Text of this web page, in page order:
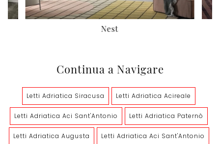
Nest
Continua a Navigare
Letti Adriatica Siracusa Letti Adriatica Acireale
Letti Adriatica Aci Sant'Antonio Letti Adriatica Paternò
Letti Adriatica Augusta Letti Adriatica Aci Sant'Antonio